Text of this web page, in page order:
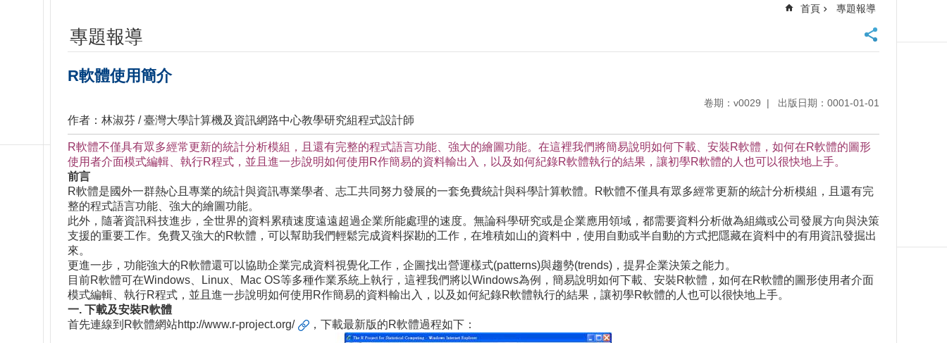
首頁 專題報導
專題報導
R軟體使用簡介
卷期：v0029 出版日期：0001-01-01
作者：林淑芬 / 臺灣大學計算機及資訊網路中心教學研究組程式設計師
R軟體不僅具有眾多經常更新的統計分析模組，且還有完整的程式語言功能、強大的繪圖功能。在這裡我們將簡易說明如何下載、安裝R軟體，如何在R軟體的圖形
使用者介面模式編輯、執行R程式，並且進一步說明如何使用R作簡易的資料輸出入，以及如何紀錄R軟體執行的結果，讓初學R軟體的人也可以很快地上手。
前言
R軟體是國外一群熱心且專業的統計與資訊專業學者、志工共同努力發展的一套免費統計與科學計算軟體。R軟體不僅具有眾多經常更新的統計分析模組，且還有完
整的程式語言功能、強大的繪圖功能。
此外，隨著資訊科技進步，全世界的資料累積速度遠遠超過企業所能處理的速度。無論科學研究或是企業應用領域，都需要資料分析做為組織或公司發展方向與決策
支援的重要工作。免費又強大的R軟體，可以幫助我們輕鬆完成資料探勘的工作，在堆積如山的資料中，使用自動或半自動的方式把隱藏在資料中的有用資訊發掘出
來。
更進一步，功能強大的R軟體還可以協助企業完成資料視覺化工作，企圖找出營運樣式(patterns)與趨勢(trends)，提昇企業決策之能力。
目前R軟體可在Windows、Linux、Mac OS等多種作業系統上執行，這裡我們將以Windows為例，簡易說明如何下載、安裝R軟體，如何在R軟體的圖形使用者介面
模式編輯、執行R程式，並且進一步說明如何使用R作簡易的資料輸出入，以及如何紀錄R軟體執行的結果，讓初學R軟體的人也可以很快地上手。
一. 下載及安裝R軟體
首先連線到R軟體網站http://www.r-project.org/ ，下載最新版的R軟體過程如下：